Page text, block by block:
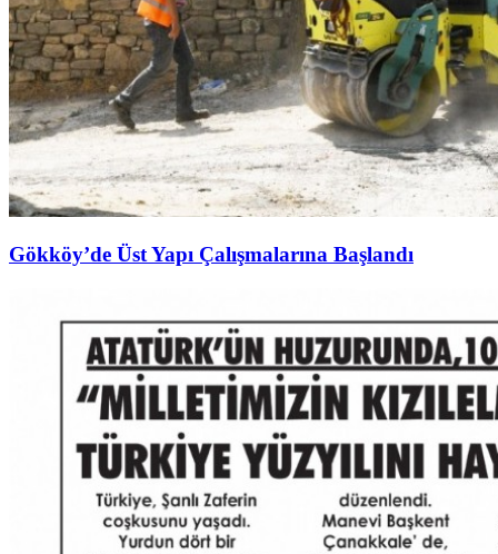
Gökköy’de Üst Yapı Çalışmalarına Başlandı